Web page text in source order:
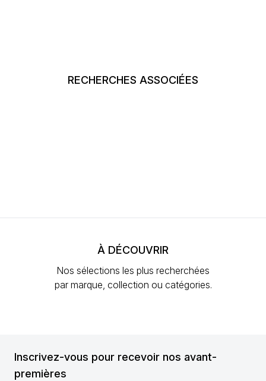
RECHERCHES ASSOCIÉES
À DÉCOUVRIR
Nos sélections les plus recherchées
par marque, collection ou catégories.
Inscrivez-vous pour recevoir nos avant-
premières